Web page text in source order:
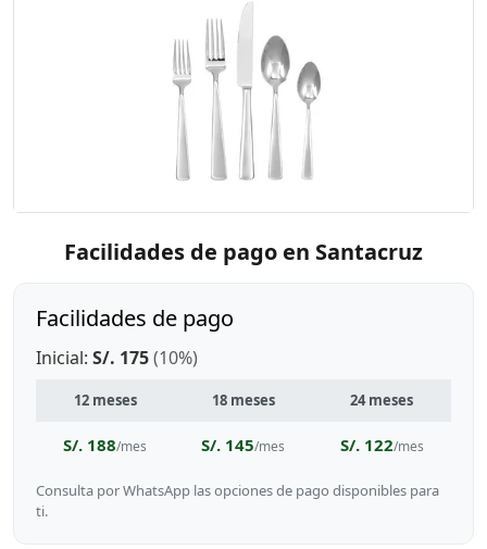
Facilidades de pago en Santacruz
Facilidades de pago
Inicial: S/. 175(10%)
12 meses 18 meses 24 meses
S/. 188/mes S/. 145/mes S/. 122/mes
Consulta por WhatsApp las opciones de pago disponibles para
ti.